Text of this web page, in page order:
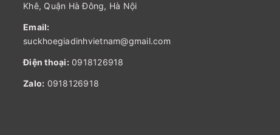
Khê, Quận Hà Đông, Hà Nội
Email:
suckhoegiadinhvietnam@gmail.com
Điện thoại: 0918126918
Zalo: 0918126918